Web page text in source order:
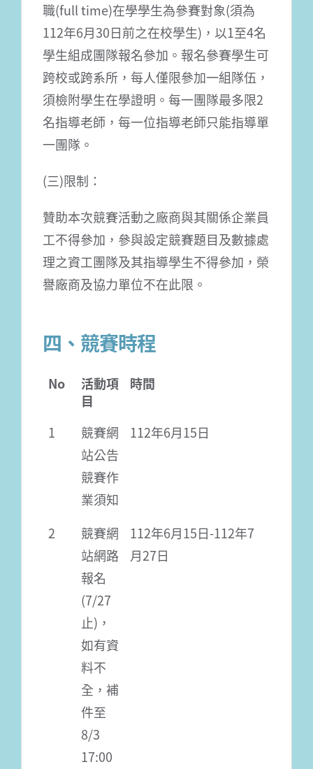
職(full time)在學學生為參賽對象(須為
112年6月30日前之在校學生)，以1至4名
學生組成團隊報名參加。報名參賽學生可
跨校或跨系所，每人僅限參加一組隊伍，
須檢附學生在學證明。每一團隊最多限2
名指導老師，每一位指導老師只能指導單
一團隊。
(三)限制：
贊助本次競賽活動之廠商與其關係企業員
工不得參加，參與設定競賽題目及數據處
理之資工團隊及其指導學生不得參加，榮
譽廠商及協力單位不在此限。
四、競賽時程
No
活動項
目
時間
1
競賽網
站公告
競賽作
業須知
112年6月15日
2
競賽網
站網路
報名
(7/27
止)，
如有資
料不
全，補
件至
8/3
17:00
112年6月15日-112年7
月27日